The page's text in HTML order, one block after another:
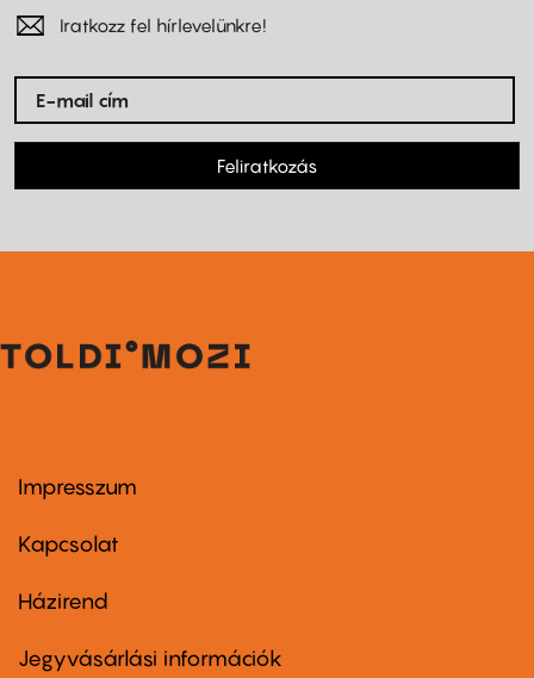
Iratkozz fel hírlevelünkre!
Feliratkozás
Footer
first
Impresszum
Kapcsolat
Footer
second
Házirend
Jegyvásárlási információk